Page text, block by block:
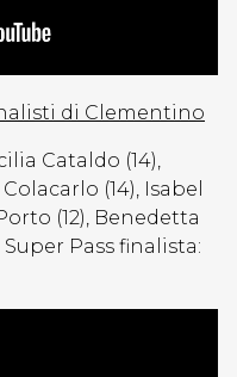
di Clementino
Cataldo (14),
(14), Isabel
(12), Benedetta
Super Pass finalista: